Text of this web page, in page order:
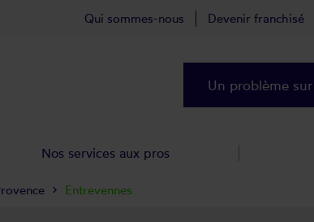
Entrevennes
Qui sommes-nous Devenir franchisé
Un problème
Nos services aux pros